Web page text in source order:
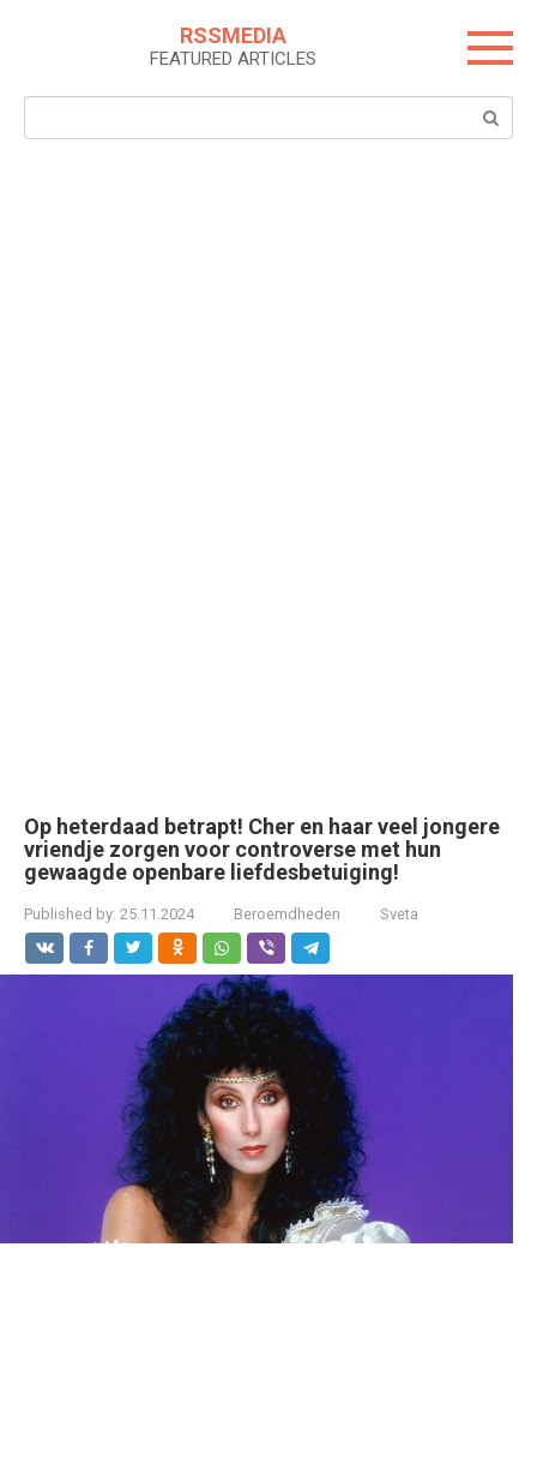
RSSMEDIA
FEATURED ARTICLES
Search:
Op heterdaad betrapt! Cher en haar veel jongere
vriendje zorgen voor controverse met hun
gewaagde openbare liefdesbetuiging!
Published by: 25.11.2024 Beroemdheden Sveta